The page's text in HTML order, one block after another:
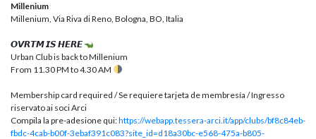
Millenium
Millenium, Via Riva di Reno, Bologna, BO, Italia
𝙊𝙑𝙍𝙏𝙈 𝙄𝙎 𝙃𝙀𝙍𝙀
Urban Club is back to Millenium
From 11.30 PM to 4.30 AM
Membership card required / Se requiere tarjeta de membresía / Ingresso
riservato ai soci Arci
Compila la pre-adesione qui:https://webapp.tessera-arci.it/app/clubs/bf8c84eb-
fbdc-4cab-b00f-3ebaf391c083?site_id=d18a30bc-e568-475a-b805-